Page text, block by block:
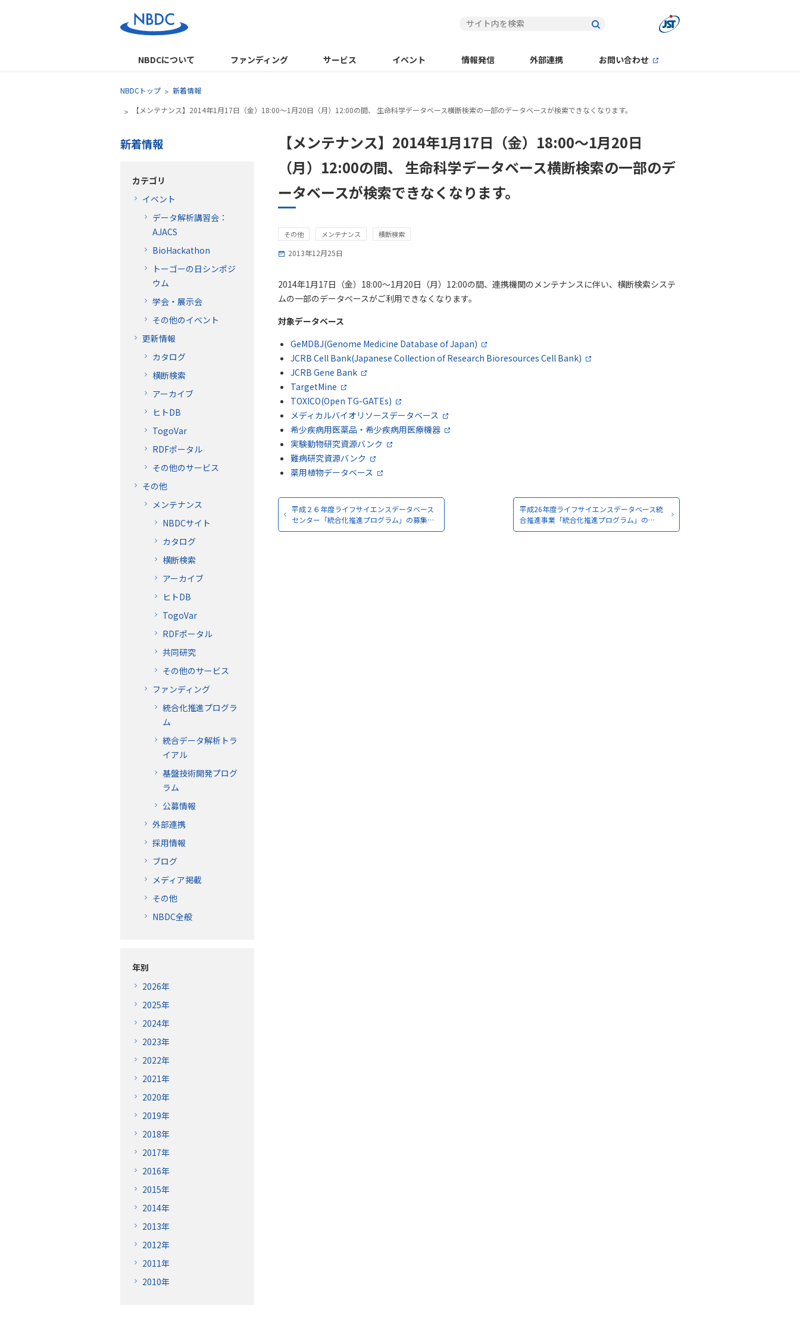
NBDCについて ファンディング サービス イベント 情報発信 外部連携 お問い合わせ
NBDCトップ
新着情報
【メンテナンス】2014年1月17日（金）18:00～1月20日（月）12:00の間、 生命科学データベース横断検索の一部のデータベースが検索できなくなります。
【メンテナンス】2014年1月17日（金）18:00～1月20日
（月）12:00の間、 生命科学データベース横断検索の一部のデ
ータベースが検索できなくなります。
その他 メンテナンス 横断検索
2013年12月25日
2014年1月17日（金）18:00～1月20日（月）12:00の間、連携機関のメンテナンスに伴い、横断検索システ
ムの一部のデータベースがご利用できなくなります。
対象データベース
GeMDBJ(Genome Medicine Database of Japan)
JCRB Cell Bank(Japanese Collection of Research Bioresources Cell Bank)
JCRB Gene Bank
TargetMine
TOXICO(Open TG-GATEs)
メディカルバイオリソースデータベース
希少疾病用医薬品・希少疾病用医療機器
実験動物研究資源バンク
難病研究資源バンク
薬用植物データベース
平成２６年度ライフサイエンスデータベース
センター「統合化推進プログラム」の募集…
平成26年度ライフサイエンスデータベース統
合推進事業「統合化推進プログラム」の…
新着情報
カテゴリ
イベント
データ解析講習会：
AJACS
BioHackathon
トーゴーの日シンポジ
ウム
学会・展示会
その他のイベント
更新情報
カタログ
横断検索
アーカイブ
ヒトDB
TogoVar
RDFポータル
その他のサービス
その他
メンテナンス
NBDCサイト
カタログ
横断検索
アーカイブ
ヒトDB
TogoVar
RDFポータル
共同研究
その他のサービス
ファンディング
統合化推進プログラ
ム
統合データ解析トラ
イアル
基盤技術開発プログ
ラム
公募情報
外部連携
採用情報
ブログ
メディア掲載
その他
NBDC全般
年別
2026年
2025年
2024年
2023年
2022年
2021年
2020年
2019年
2018年
2017年
2016年
2015年
2014年
2013年
2012年
2011年
2010年